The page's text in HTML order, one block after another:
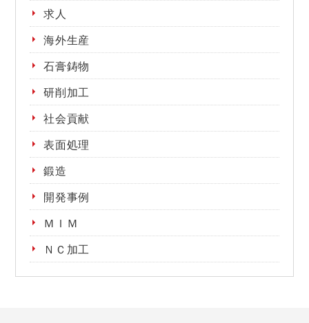
求人
海外生産
石膏鋳物
研削加工
社会貢献
表面処理
鍛造
開発事例
ＭＩＭ
ＮＣ加工